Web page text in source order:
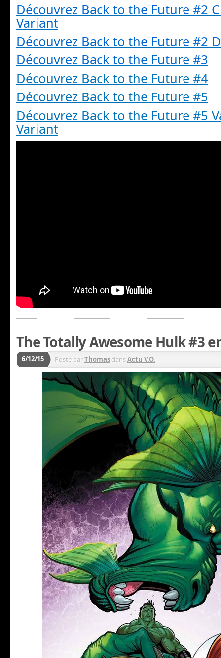
Découvrez Back to the Future #2
Variant
Découvrez Back to the Future #2
Découvrez Back to the Future #3
Découvrez Back to the Future #4
Découvrez Back to the Future #5
Découvrez Back to the Future #5
Variant
The Totally Awesome Hulk #3
6/12/15 Posté parThomas dansActu V.O.